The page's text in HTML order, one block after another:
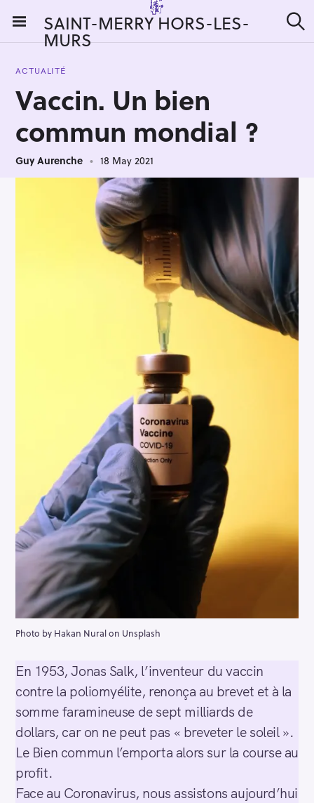
i
SAINT-MERRY HORS-LES-
MURS e
Photo by Hakan Nural on Unsplash
ACTUALITÉ
Vaccin. Un bien
commun mondial ?
Guy Aurenche 18 May 2021
En 1953, Jonas Salk, l’inventeur du vaccin
contre la poliomyélite, renonça au brevet et à la
somme faramineuse de sept milliards de
dollars, car on ne peut pas « breveter le soleil ».
Le Bien commun l’emporta alors sur la course au
profit.
Face au Coronavirus, nous assistons aujourd’hui